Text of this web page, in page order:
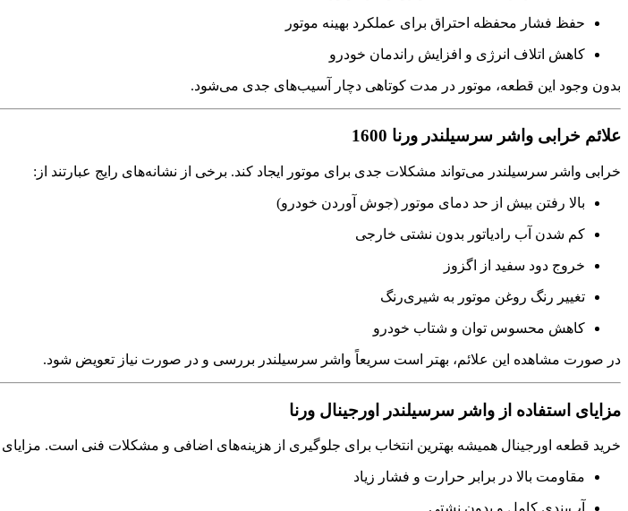
حفظ فشار محفظه احتراق برای عملکرد بهینه موتور
کاهش اتلاف انرژی و افزایش راندمان خودرو
بدون وجود این قطعه، موتور در مدت کوتاهی دچار آسیب‌های جدی می‌شود.
علائم خرابی واشر سرسیلندر ورنا 1600
خرابی واشر سرسیلندر می‌تواند مشکلات جدی برای موتور ایجاد کند. برخی از نشانه‌های رایج عبارتند از:
بالا رفتن بیش از حد دمای موتور (جوش آوردن خودرو)
کم شدن آب رادیاتور بدون نشتی خارجی
خروج دود سفید از اگزوز
تغییر رنگ روغن موتور به شیری‌رنگ
کاهش محسوس توان و شتاب خودرو
در صورت مشاهده این علائم، بهتر است سریعاً واشر سرسیلندر بررسی و در صورت نیاز تعویض شود.
مزایای استفاده از واشر سرسیلندر اورجینال ورنا
خرید قطعه اورجینال همیشه بهترین انتخاب برای جلوگیری از هزینه‌های اضافی و مشکلات فنی است. مزایای
مقاومت بالا در برابر حرارت و فشار زیاد